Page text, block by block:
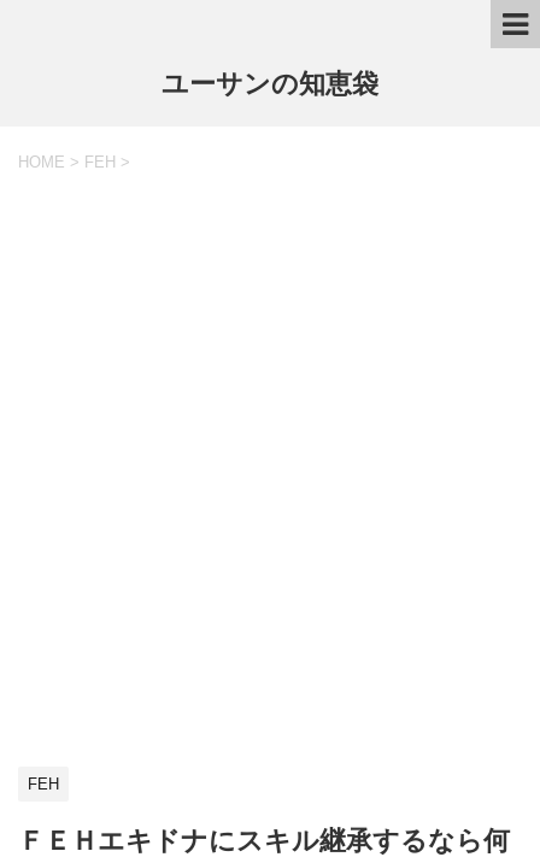
ユーサンの知恵袋
HOME > FEH >
FEH
ＦＥＨエキドナにスキル継承するなら何